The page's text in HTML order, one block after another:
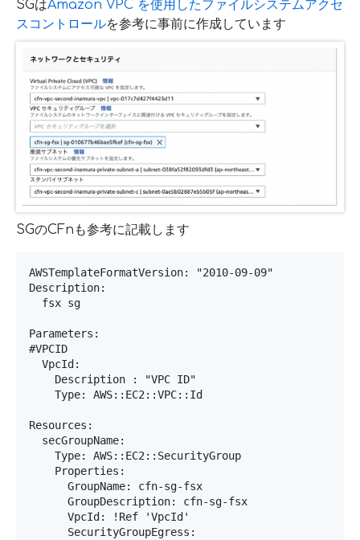
SGはAmazon VPC を使用したファイルシステムアクセ
スコントロールを参考に事前に作成しています
SGのCFnも参考に記載します
AWSTemplateFormatVersion: "2010-09-09"
Description:
  fsx sg
Parameters:
#VPCID
  VpcId:
    Description : "VPC ID"
    Type: AWS::EC2::VPC::Id
Resources:
  secGroupName:
    Type: AWS::EC2::SecurityGroup
    Properties:
      GroupName: cfn-sg-fsx
      GroupDescription: cfn-sg-fsx
      VpcId: !Ref 'VpcId'
      SecurityGroupEgress: